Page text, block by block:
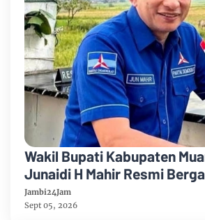
Wakil Bupati Kabupaten
Junaidi H Mahir Resmi
Partai Demikrat
Jambi24Jam
Sept 05, 2026